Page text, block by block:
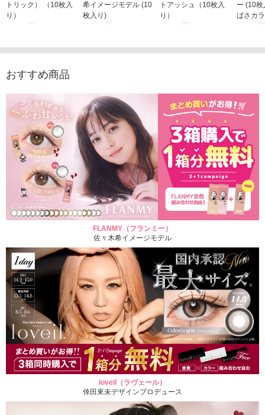
トリック） （10枚入
り）
希イメージモデル (10
枚入り)
トアッシュ（10枚入
り）
ー (10
ばさカ
おすすめ商品
FLANMY（フランミー）
佐々木希イメージモデル
loveil（ラヴェール）
倖田來未デザインプロデュース